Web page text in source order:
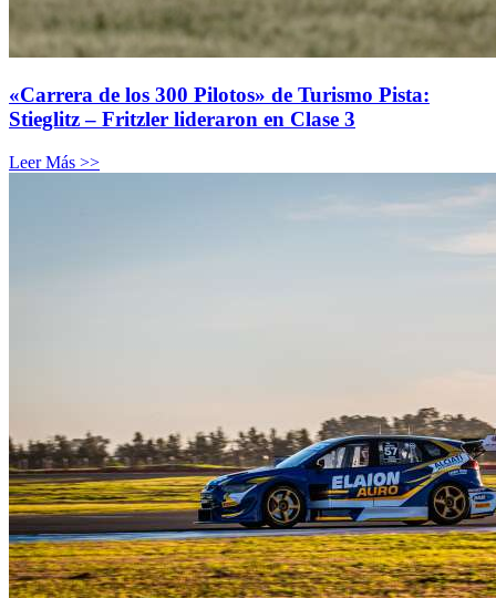
«Carrera de los 300 Pilotos» de Turismo Pista:
Stieglitz – Fritzler lideraron en Clase 3
Leer Más >>